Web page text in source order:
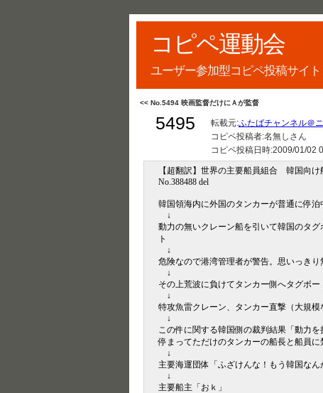
コピペ運動会
ユーザー参加型コピペ投稿サイト
<< No.5494 映画監督だけにＡが監督
5495 転載元:ふたばチャンネル＠
コピペ投稿者:名無しさん
コピペ投稿日時:2009/01/02
【超翻訳】世界の主要船員組合 韓国向
No.388488 del
韓国領海内に外国のタンカーが普通に停泊
↓
動力の無いクレーン船を引いて韓国のタ
ト
↓
危険なので港湾管理者が警告。思いっきり
↓
その上荒波に負けてタンカー側へタグボ
↓
特攻魚雷クレーン、タンカー直撃（大規模
↓
この件に関する韓国側の裁判結果「動力
停まってただけのタンカーの船長と船員に
↓
主要海運団体「ふざけんな！もう韓国なん
↓
主要船主「おｋ」